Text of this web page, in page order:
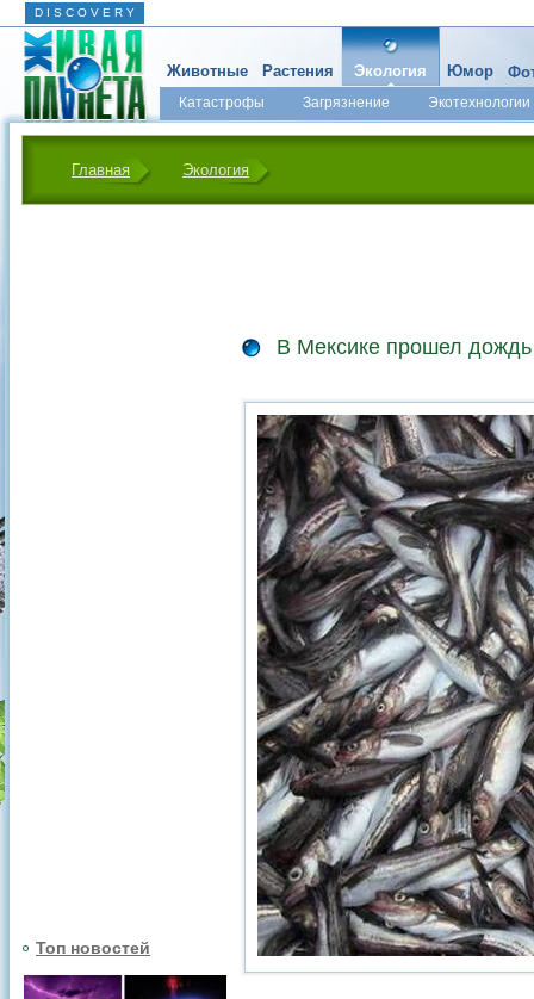
D I S C O V E R Y
Животные Растения Экология
Катастрофы Загрязнение Экотехнологии
Юмор
Главная Экология
Топ новостей
В Мексике прошел